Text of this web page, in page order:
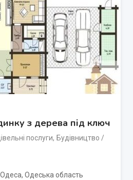
з дерева під ключ
послуги, Будівництво /
Одеса, Одеська область